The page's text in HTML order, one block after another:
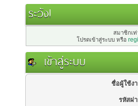
ระวัง!
สมาชิกเ
โปรดเข้าสู่ระบบ หรือ
เข้าสู่ระบบ
ชื่อผู้ใช้ง
รหัสผ่